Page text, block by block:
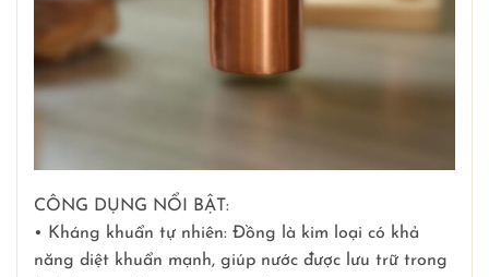
CÔNG DỤNG NỔI BẬT:
• Kháng khuẩn tự nhiên: Đồng là kim loại có khả
năng diệt khuẩn mạnh, giúp nước được lưu trữ trong